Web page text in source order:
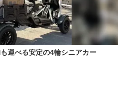
運べる安定の4輪シニアカー